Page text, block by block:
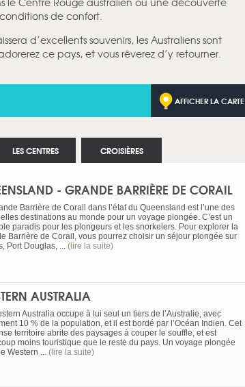
de confort.
d’excellents souvenirs, les Australiens sont
ce pays, et vous rêverez d’y retourner.
AFFICHER LA CARTE
- GRANDE BARRIÈRE DE CORAIL
Barrière de Corail dans l’état du Queensland est l’une des
destinations au monde pour un voyage plongée. C’est un
paradis pour les plongeurs et les snorkelers. Pour explorer la
Barrière de Corail, vous pourrez choisir un séjour plongée sur
Port Douglas, ... (lire la suite)
AUSTRALIA
Australia occupe à lui seul un tiers de l’Australie, avec
10 % de la population, et il est bordé par l’Océan Indien. Cet
territoire abrite des paysages à couper le souffle, et est
moins touristique que le reste du pays. Un voyage plongée
Western ... (lire la suite)
LES CENTRES CROISIÈRES